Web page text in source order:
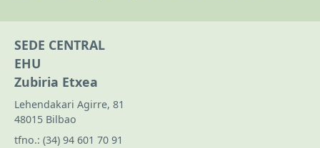
SEDE CENTRAL
EHU
Zubiria Etxea
Lehendakari Agirre, 81
48015 Bilbao
tfno.: (34) 94 601 70 91